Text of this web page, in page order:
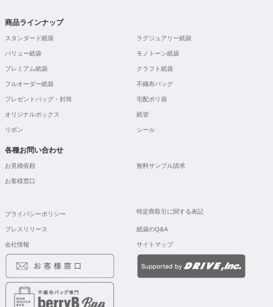
商品ラインナップ
スタンダード紙袋 ラグジュアリー紙袋
バリュー紙袋 モノトーン紙袋
プレミアム紙袋 クラフト紙袋
フルオーダー紙袋 不織布バッグ
プレゼントバッグ・封筒 宅配ポリ袋
オリジナルボックス 紙管
リボン シール
各種お問い合わせ
お見積依頼 無料サンプル請求
お客様窓口
プライバシーポリシー 特定商取引に関する表記
プレスリリース 紙袋のQ&A
会社情報 サイトマップ